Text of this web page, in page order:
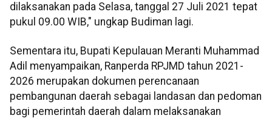
dilaksanakan pada Selasa, tanggal 27 Juli 2021 tepat
pukul 09.00 WIB," ungkap Budiman lagi.
Sementara itu, Bupati Kepulauan Meranti Muhammad
Adil menyampaikan, Ranperda RPJMD tahun 2021-
2026 merupakan dokumen perencanaan
pembangunan daerah sebagai landasan dan pedoman
bagi pemerintah daerah dalam melaksanakan